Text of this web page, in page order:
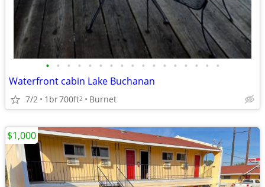
• • • • • • • • • • • • • • • • •
Waterfront cabin Lake Buchanan
7/2 1br700ft2 Burnet
$1,000